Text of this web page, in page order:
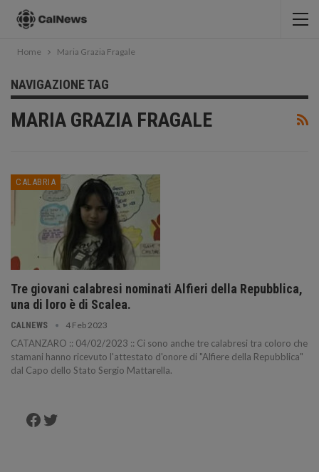
Home Maria Grazia Fragale
NAVIGAZIONE TAG
MARIA GRAZIA FRAGALE
CALABRIA
Tre giovani calabresi nominati Alfieri della Repubblica,
una di loro è di Scalea.
CALNEWS 4 Feb 2023
CATANZARO :: 04/02/2023 :: Ci sono anche tre calabresi tra coloro che
stamani hanno ricevuto l'attestato d'onore di "Alfiere della Repubblica"
dal Capo dello Stato Sergio Mattarella.
Facebook
Twitter